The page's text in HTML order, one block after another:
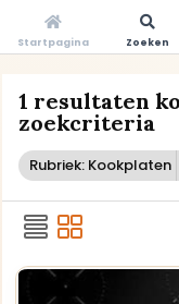
1 resultaten
zoekcriteria
Rubriek: Kookplaten
Startpagina Zoeken